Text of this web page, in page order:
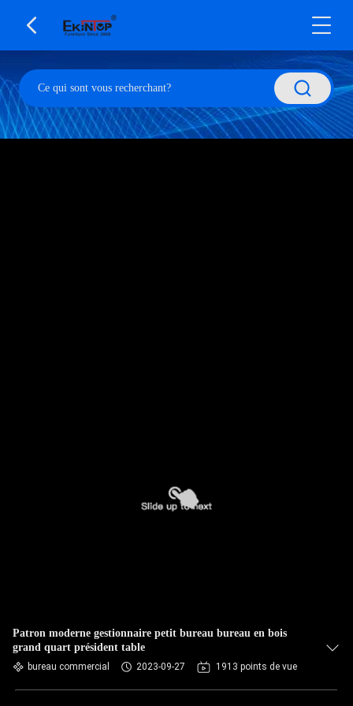
Patron moderne gestionnaire petit bureau bureau en bois
grand quart président table
bureau commercial 2023-09-27 1913 points de vue